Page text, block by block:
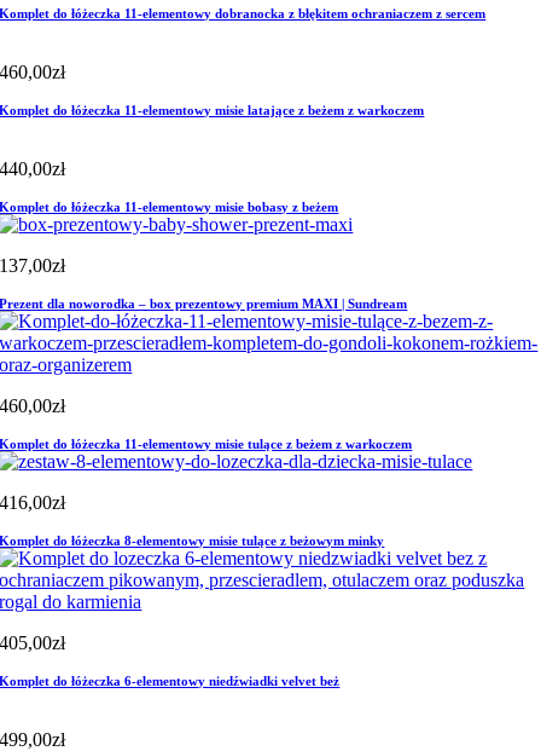
Komplet do łóżeczka 11-elementowy dobranocka z błękitem ochraniaczem z sercem
460,00zł
Komplet do łóżeczka 11-elementowy misie latające z beżem z warkoczem
440,00zł
Komplet do łóżeczka 11-elementowy misie bobasy z beżem
137,00zł
Prezent dla noworodka – box prezentowy premium MAXI | Sundream
460,00zł
Komplet do łóżeczka 11-elementowy misie tulące z beżem z warkoczem
416,00zł
Komplet do łóżeczka 8-elementowy misie tulące z beżowym minky
405,00zł
Komplet do łóżeczka 6-elementowy niedźwiadki velvet beż
499,00zł